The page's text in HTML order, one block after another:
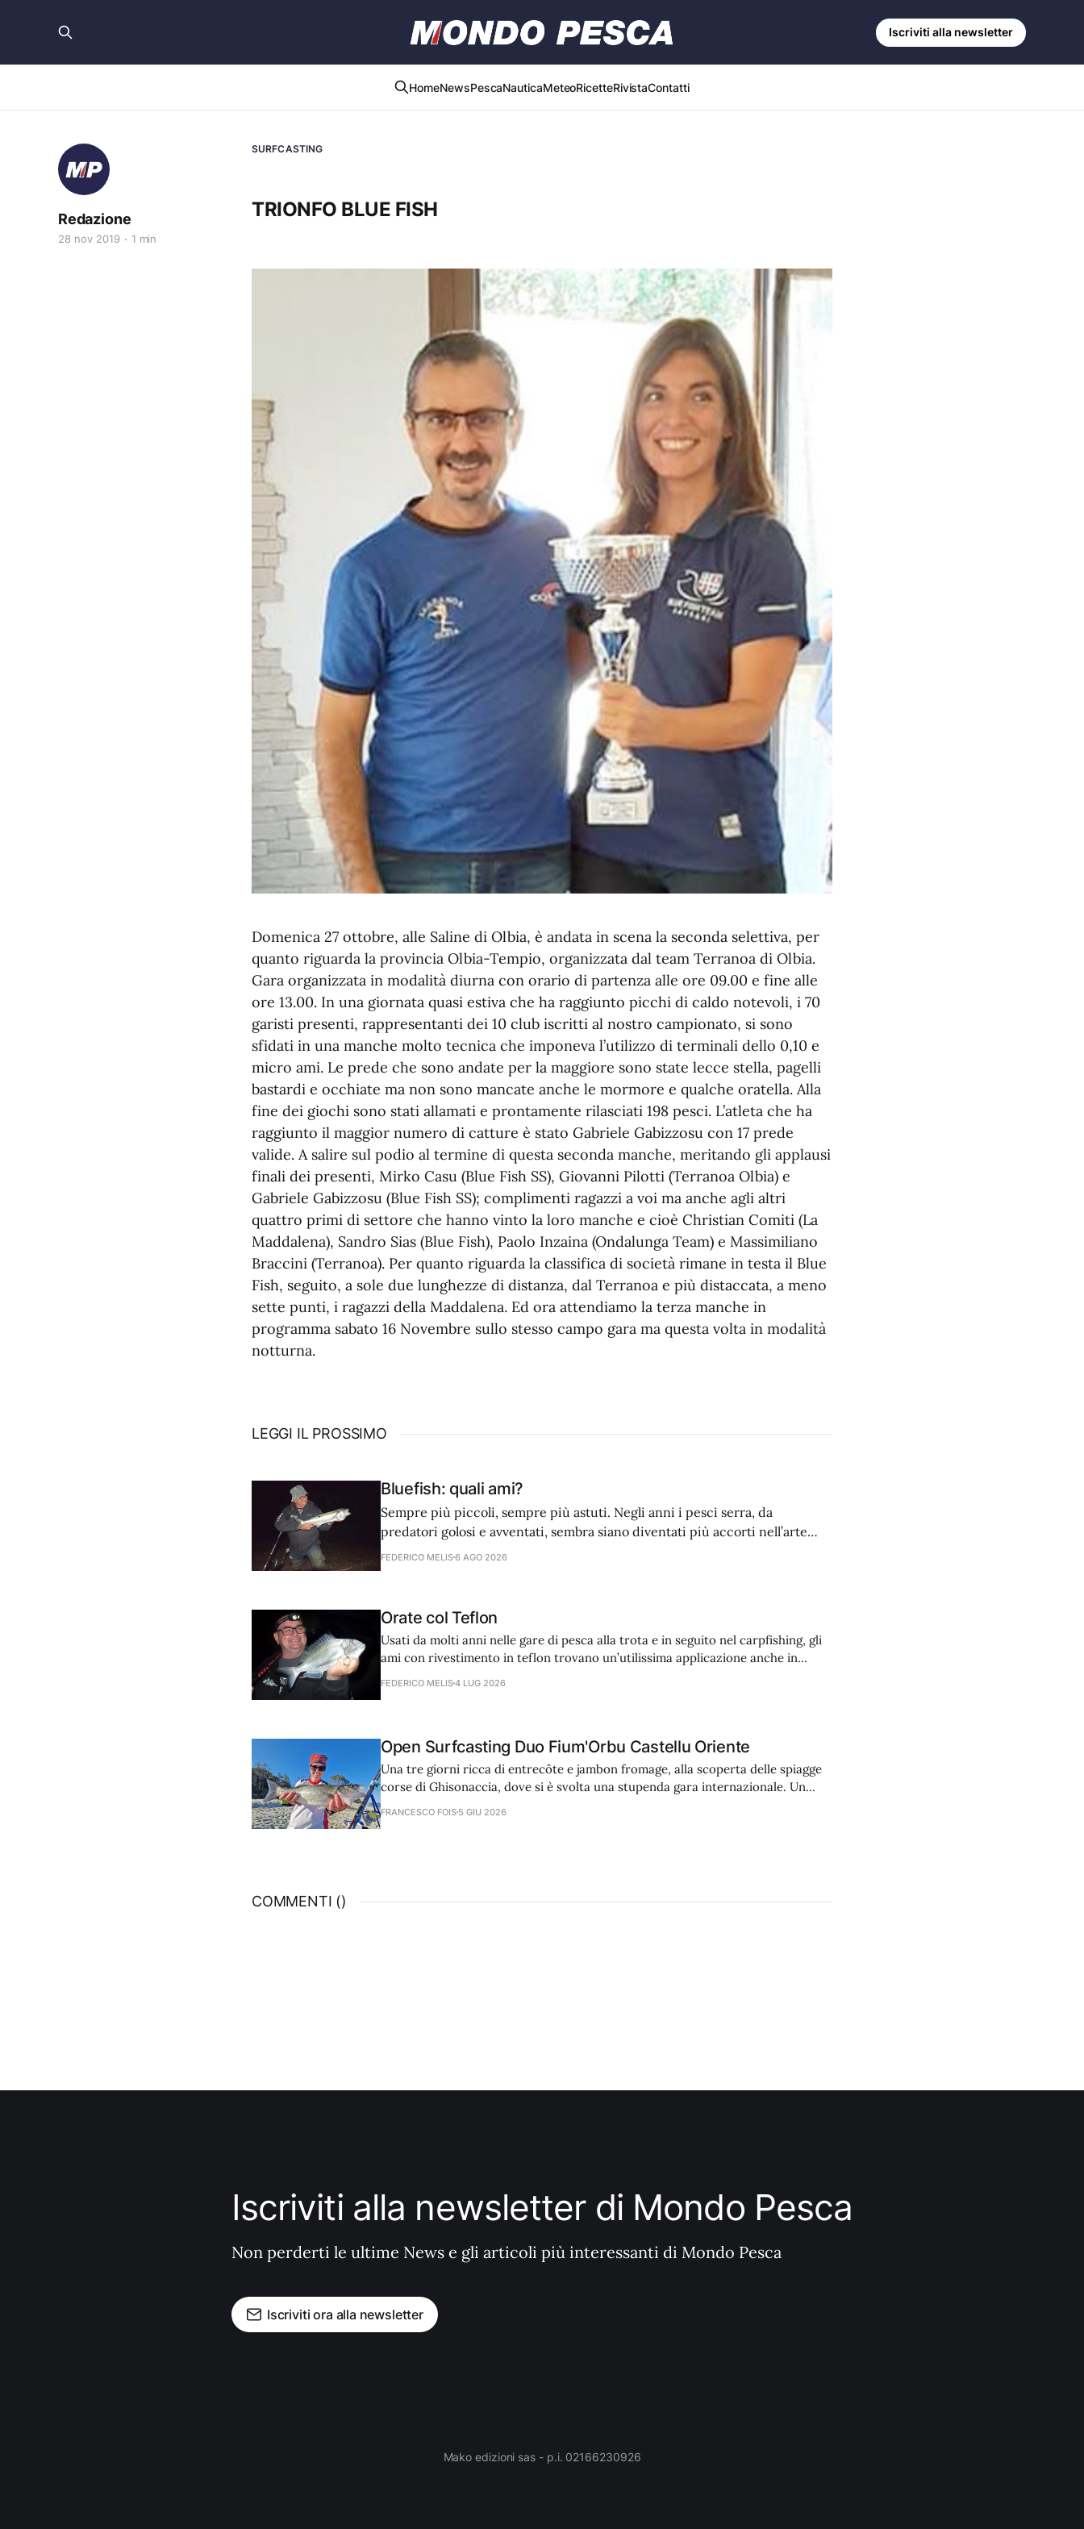
HomeNewsPescaNauticaMeteoRicetteRivistaContatti
Iscriviti alla newsletter
SURFCASTING
TRIONFO BLUE FISH
Redazione
28 nov 2019 1 min
Domenica 27 ottobre, alle Saline di Olbia, è andata in scena la seconda selettiva, per
quanto riguarda la provincia Olbia-Tempio, organizzata dal team Terranoa di Olbia.
Gara organizzata in modalità diurna con orario di partenza alle ore 09.00 e fine alle
ore 13.00. In una giornata quasi estiva che ha raggiunto picchi di caldo notevoli, i 70
garisti presenti, rappresentanti dei 10 club iscritti al nostro campionato, si sono
sfidati in una manche molto tecnica che imponeva l’utilizzo di terminali dello 0,10 e
micro ami. Le prede che sono andate per la maggiore sono state lecce stella, pagelli
bastardi e occhiate ma non sono mancate anche le mormore e qualche oratella. Alla
fine dei giochi sono stati allamati e prontamente rilasciati 198 pesci. L’atleta che ha
raggiunto il maggior numero di catture è stato Gabriele Gabizzosu con 17 prede
valide. A salire sul podio al termine di questa seconda manche, meritando gli applausi
finali dei presenti, Mirko Casu (Blue Fish SS), Giovanni Pilotti (Terranoa Olbia) e
Gabriele Gabizzosu (Blue Fish SS); complimenti ragazzi a voi ma anche agli altri
quattro primi di settore che hanno vinto la loro manche e cioè Christian Comiti (La
Maddalena), Sandro Sias (Blue Fish), Paolo Inzaina (Ondalunga Team) e Massimiliano
Braccini (Terranoa). Per quanto riguarda la classifica di società rimane in testa il Blue
Fish, seguito, a sole due lunghezze di distanza, dal Terranoa e più distaccata, a meno
sette punti, i ragazzi della Maddalena. Ed ora attendiamo la terza manche in
programma sabato 16 Novembre sullo stesso campo gara ma questa volta in modalità
notturna.
LEGGI IL PROSSIMO
Bluefish: quali ami?
Sempre più piccoli, sempre più astuti. Negli anni i pesci serra, da
predatori golosi e avventati, sembra siano diventati più accorti nell’arte
dell’attacco. Noi dobbiamo adattare tecnica e attrezzatura. Partiamo dagli
FEDERICO MELIS6 AGO 2026
Orate col Teflon
Usati da molti anni nelle gare di pesca alla trota e in seguito nel carpfishing, gli
ami con rivestimento in teflon trovano un’utilissima applicazione anche in
FEDERICO MELIS4 LUG 2026
Open Surfcasting Duo Fium'Orbu Castellu Oriente
Una tre giorni ricca di entrecôte e jambon fromage, alla scoperta delle spiagge
corse di Ghisonaccia, dove si è svolta una stupenda gara internazionale. Un
FRANCESCO FOIS 5 GIU 2026
COMMENTI ()
Iscriviti alla newsletter di Mondo Pesca
Non perderti le ultime News e gli articoli più interessanti di Mondo Pesca
Iscriviti ora alla newsletter
Mako edizioni sas - p.i. 02166230926